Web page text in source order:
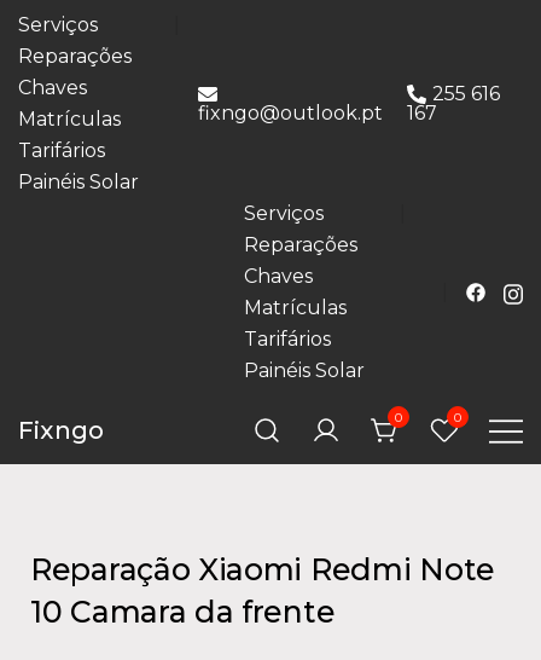
Serviços
Reparações
Chaves
Matrículas
Tarifários
Painéis Solar
fixngo@outlook.pt
255 616
167
Serviços
Reparações
Chaves
Matrículas
Tarifários
Painéis Solar
Fixngo 0 0
Reparação Xiaomi Redmi Note
10 Camara da frente